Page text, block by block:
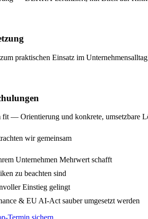
praktischen Einsatz im
fit — Orientierung und konkrete, umsetzbare
wir gemeinsam
Unternehmen Mehrwert schafft
zu beachten sind
Einstieg gelingt
& EU AI-Act sauber umgesetzt werden